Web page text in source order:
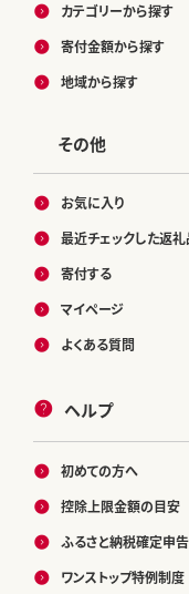
カテゴリーから探す
寄付金額から探す
地域から探す
その他
お気に入り
最近チェックした返
寄付する
マイページ
よくある質問
ヘルプ
初めての方へ
控除上限金額の目安
ふるさと納税確定申
ワンストップ特例制度